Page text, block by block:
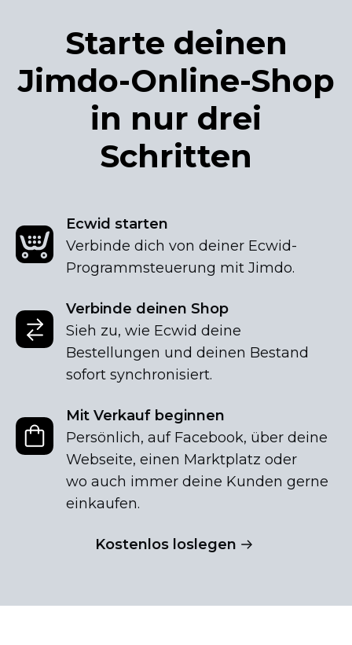
Starte deinen
Jimdo-Online-Shop
in nur drei
Schritten
Ecwid starten
Verbinde dich von deiner Ecwid-
Programmsteuerung mit Jimdo.
Verbinde deinen Shop
Sieh zu, wie Ecwid deine
Bestellungen und deinen Bestand
sofort synchronisiert.
Mit Verkauf beginnen
Persönlich, auf Facebook, über deine
Webseite, einen Marktplatz oder
wo auch immer deine Kunden gerne
einkaufen.
Kostenlos loslegen